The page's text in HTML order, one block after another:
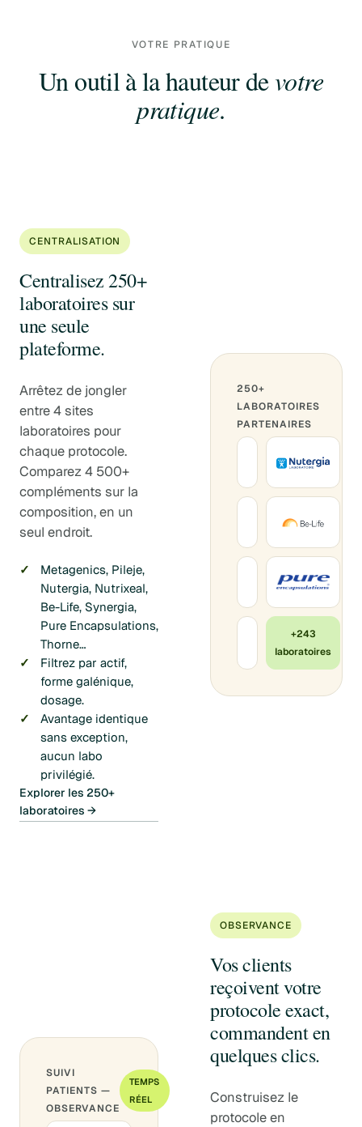
VOTRE PRATIQUE
Un outil à la hauteur devotre
pratique.
CENTRALISATION
Centralisez 250+
laboratoires sur
une seule
plateforme.
Arrêtez de jongler
entre 4 sites
laboratoires pour
chaque protocole.
Comparez 4 500+
compléments sur la
composition, en un
seul endroit.
Metagenics, Pileje,
Nutergia, Nutrixeal,
Be-Life, Synergia,
Pure Encapsulations,
Thorne…
Filtrez par actif,
forme galénique,
dosage.
Avantage identique
sans exception,
aucun labo
privilégié.
Explorer les 250+
laboratoires →
250+
LABORATOIRES
PARTENAIRES
+243
laboratoires
OBSERVANCE
Vos clients
reçoivent votre
protocole exact,
commandent en
quelques clics.
Construisez le
protocole en
SUIVI
PATIENTS —
OBSERVANCE
TEMPS
RÉEL